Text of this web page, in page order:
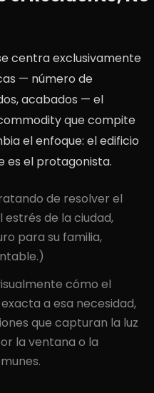
centra exclusivamente
— número de
acabados — el
que compite
el enfoque: el edificio
es el protagonista.
de resolver el
de la ciudad,
para su familia,
cómo el
a esa necesidad,
que capturan la luz
la ventana o la